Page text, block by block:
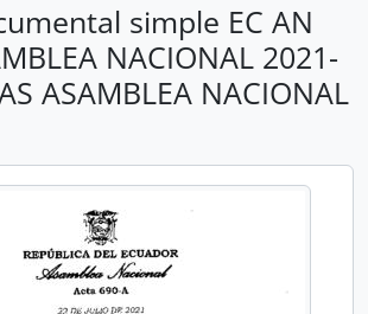
simple EC AN
NACIONAL 2021-
ASAMBLEA NACIONAL